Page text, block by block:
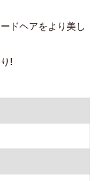
ドヘアをより美し
!